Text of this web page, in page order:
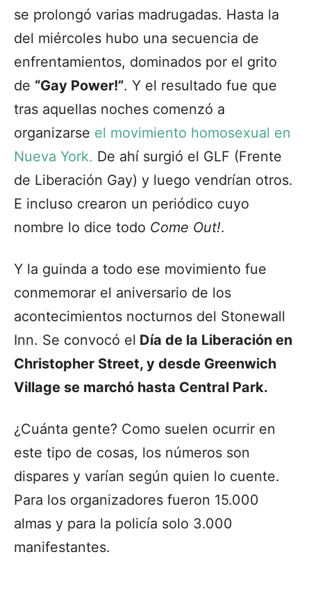
se prolongó varias madrugadas. Hasta la
del miércoles hubo una secuencia de
enfrentamientos, dominados por el grito
de “Gay Power!”. Y el resultado fue que
tras aquellas noches comenzó a
organizarse el movimiento homosexual en
Nueva York. De ahí surgió el GLF (Frente
de Liberación Gay) y luego vendrían otros.
E incluso crearon un periódico cuyo
nombre lo dice todo Come Out!.
Y la guinda a todo ese movimiento fue
conmemorar el aniversario de los
acontecimientos nocturnos del Stonewall
Inn. Se convocó el Día de la Liberación en
Christopher Street, y desde Greenwich
Village se marchó hasta Central Park.
¿Cuánta gente? Como suelen ocurrir en
este tipo de cosas, los números son
dispares y varían según quien lo cuente.
Para los organizadores fueron 15.000
almas y para la policía solo 3.000
manifestantes.